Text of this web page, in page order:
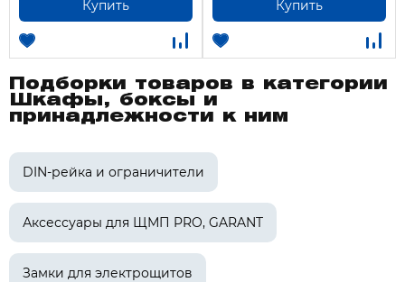
Купить Купить
Подборки товаров в категории
Шкафы, боксы и
принадлежности к ним
DIN-рейка и ограничители
Аксессуары для ЩМП PRO, GARANT
Замки для электрощитов